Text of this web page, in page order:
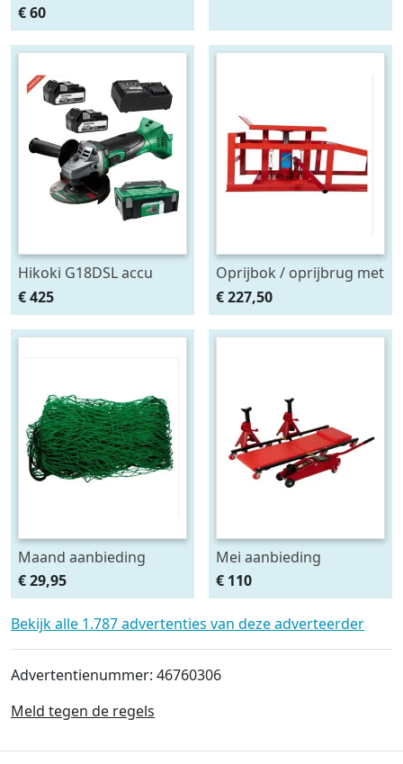
achterlicht 12-24V links
m. breedtelamp
€ 60
Hikoki G18DSL accu
haakse slijper (2x5Ah +
HSCII)
€ 425
Oprijbok / oprijbrug met
ingebouwde krik. set
2stuks
€ 227,50
Maand aanbieding
Afdeknet 4x2 mtr maas
4.5 x 4.5 cm
€ 29,95
Mei aanbieding
Monteursligkar+2 tons
krik + 2 assteunen
€ 110
Bekijk alle 1.787 advertenties van deze adverteerder
Advertentienummer: 46760306
Meld tegen de regels